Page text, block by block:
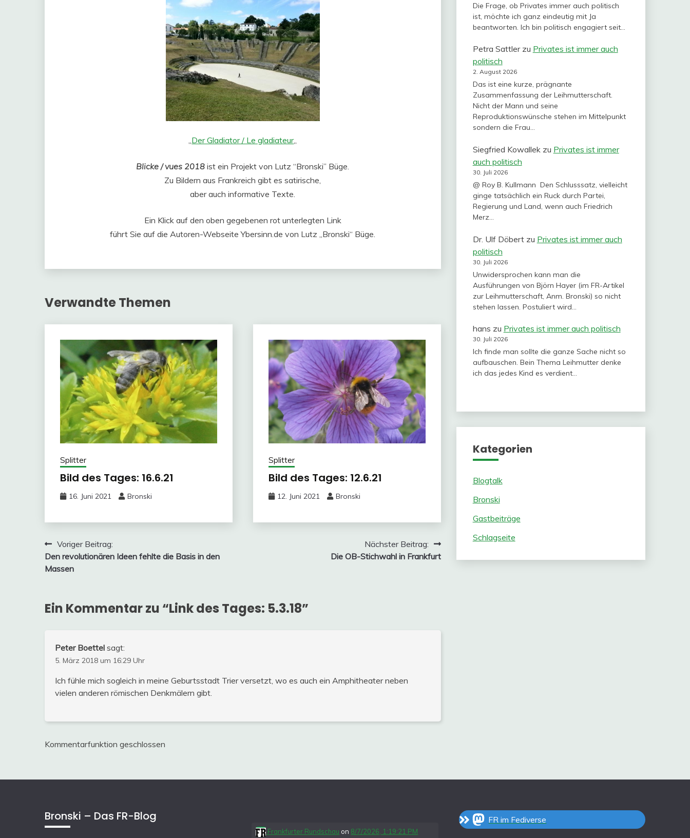
„Der Gladiator / Le gladiateur„
Blicke / vues 2018 ist ein Projekt von Lutz “Bronski” Büge.
Zu Bildern aus Frankreich gibt es satirische,
aber auch informative Texte.
Ein Klick auf den oben gegebenen rot unterlegten Link
führt Sie auf die Autoren-Webseite Ybersinn.de von Lutz „Bronski“ Büge.
Verwandte Themen
Splitter
Bild des Tages: 16.6.21
16. Juni 2021 Bronski
Splitter
Bild des Tages: 12.6.21
12. Juni 2021 Bronski
Beitragsnavigation
Voriger Beitrag:
Den revolutionären Ideen fehlte die Basis in den
Massen
Nächster Beitrag:
Die OB-Stichwahl in Frankfurt
Ein Kommentar zu “Link des Tages: 5.3.18”
Peter Boettel sagt:
5. März 2018 um 16:29 Uhr
Ich fühle mich sogleich in meine Geburtsstadt Trier versetzt, wo es auch ein Amphitheater neben
vielen anderen römischen Denkmälern gibt.
Kommentarfunktion geschlossen
Die Frage, ob Privates immer auch politisch
ist, möchte ich ganz eindeutig mit Ja
beantworten. Ich bin politisch engagiert seit…
Petra Sattlerzu Privates ist immer auch
politisch
2. August 2026
Das ist eine kurze, prägnante
Zusammenfassung der Leihmutterschaft.
Nicht der Mann und seine
Reproduktionswünsche stehen im Mittelpunkt
sondern die Frau…
Siegfried Kowallekzu Privates ist immer
auch politisch
30. Juli 2026
@ Roy B. Kullmann Den Schlusssatz, vielleicht
ginge tatsächlich ein Ruck durch Partei,
Regierung und Land, wenn auch Friedrich
Merz…
Dr. Ulf Döbertzu Privates ist immer auch
politisch
30. Juli 2026
Unwidersprochen kann man die
Ausführungen von Björn Hayer (im FR-Artikel
zur Leihmutterschaft, Anm. Bronski) so nicht
stehen lassen. Postuliert wird…
hans zu Privates ist immer auch politisch
30. Juli 2026
Ich finde man sollte die ganze Sache nicht so
aufbauschen. Bein Thema Leihmutter denke
ich das jedes Kind es verdient…
Kategorien
Blogtalk
Bronski
Gastbeiträge
Schlagseite
Bronski – Das FR-Blog
Frankfurter Rundschau on 8/7/2026, 1:19:21 PM
FR im Fediverse